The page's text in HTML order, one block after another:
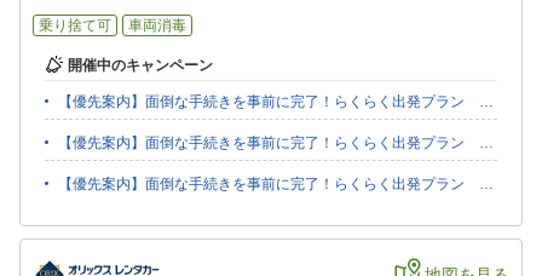
乗り捨て可 車両消毒
開催中のキャンペーン
【優先案内】面倒な手続きを事前に完了！らくらく出発プラン R440
【優先案内】面倒な手続きを事前に完了！らくらく出発プラン R443
【優先案内】面倒な手続きを事前に完了！らくらく出発プラン R442